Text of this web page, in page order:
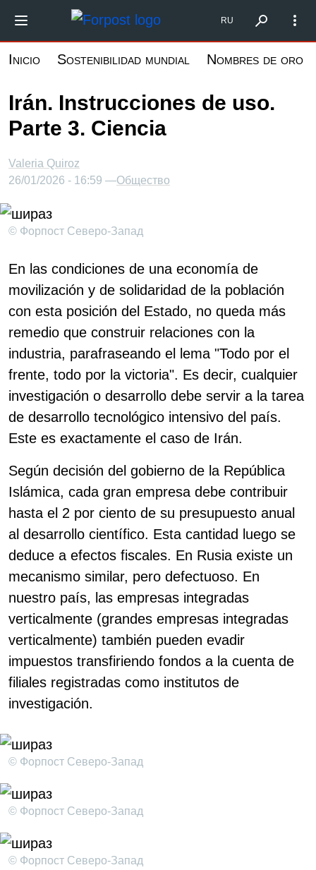
contenido
Форпост Северо-Запад
RU
Inicio Sostenibilidad mundial Nombres de oro
Irán. Instrucciones de uso.
Parte 3. Ciencia
Valeria Quiroz
26/01/2026 - 16:59 —Общество
© Форпост Северо-Запад
En las condiciones de una economía de
movilización y de solidaridad de la población
con esta posición del Estado, no queda más
remedio que construir relaciones con la
industria, parafraseando el lema "Todo por el
frente, todo por la victoria". Es decir, cualquier
investigación o desarrollo debe servir a la tarea
de desarrollo tecnológico intensivo del país.
Este es exactamente el caso de Irán.
Según decisión del gobierno de la República
Islámica, cada gran empresa debe contribuir
hasta el 2 por ciento de su presupuesto anual
al desarrollo científico. Esta cantidad luego se
deduce a efectos fiscales. En Rusia existe un
mecanismo similar, pero defectuoso. En
nuestro país, las empresas integradas
verticalmente (grandes empresas integradas
verticalmente) también pueden evadir
impuestos transfiriendo fondos a la cuenta de
filiales registradas como institutos de
investigación.
© Форпост Северо-Запад
© Форпост Северо-Запад
© Форпост Северо-Запад